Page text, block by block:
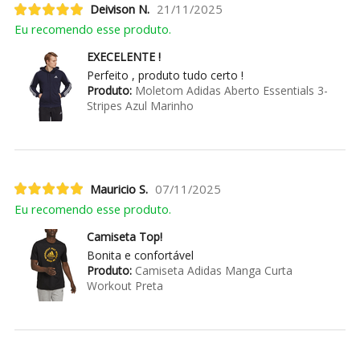
Deivison N. 21/11/2025
Eu recomendo esse produto.
EXECELENTE !
Perfeito , produto tudo certo !
Produto:Moletom Adidas Aberto Essentials 3-
Stripes Azul Marinho
Mauricio S. 07/11/2025
Eu recomendo esse produto.
Camiseta Top!
Bonita e confortável
Produto:Camiseta Adidas Manga Curta
Workout Preta